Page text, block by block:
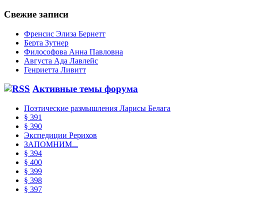
Свежие записи
Френсис Элиза Бернетт
Берта Зутнер
Философова Анна Павловна
Августа Ада Лавлейс
Генриетта Ливитт
Активные темы форума
Поэтические размышления Ларисы Белага
§ 391
§ 390
Экспедиции Рерихов
ЗАПОМНИМ...
§ 394
§ 400
§ 399
§ 398
§ 397